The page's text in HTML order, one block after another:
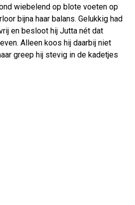
wiebelend op blote voeten op
bijna haar balans. Gelukkig had
en besloot hij Jutta nét dat
Alleen koos hij daarbij niet
greep hij stevig in de kadetjes